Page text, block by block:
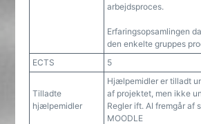
arbejdsproces.
Erfaringsopsamlingen
den enkelte gruppes
ECTS
5
Tilladte
hjælpemidler
Hjælpemidler er tilladt
af projektet, men ikke
Regler ift. AI fremgår af
MOODLE